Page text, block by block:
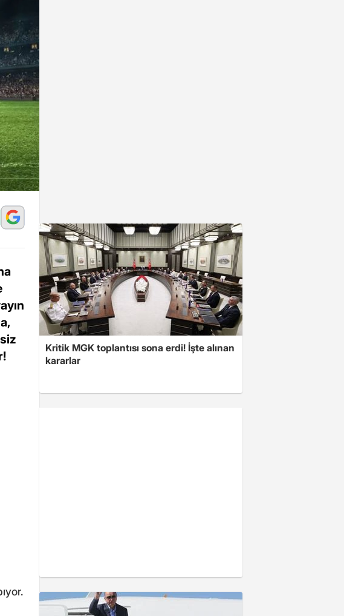
Kritik MGK toplantısı sona erdi! İşte alınan
kararlar